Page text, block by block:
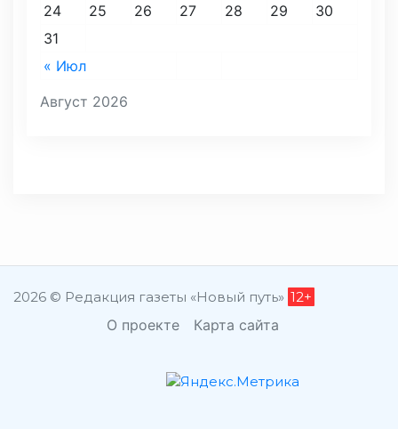
Август 2026
« Июл
24
25 26 27 28 29
30
31
2026 © Редакция газеты «Новый путь» 12+
О проекте Карта сайта